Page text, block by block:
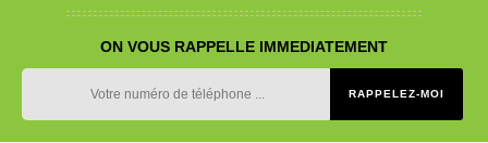
ON VOUS RAPPELLE IMMEDIATEMENT